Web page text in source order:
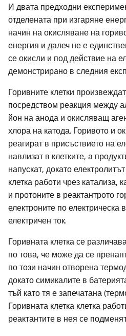
И двата предходни
отделената при изгаряне
начин на окисляване на
енергия и далеч не е
се окисли и под действие на
демонстрирано в следния
Горивните клетки
посредством реакция между
йон на анода и окисляващ
хлора на катода. Горивото и
реагират в присъствието на
навлизат в клетките, а
напускат, докато
клетка работи чрез катализа,
и протоните в реактантрото
електроните по електрическа
електричен ток.
Горивната клетка се
по това, че може да се
по този начин отворена
докато симикалите в
тъй като тя е запечатана
Горивната клетка клетка
реактантите в нея се